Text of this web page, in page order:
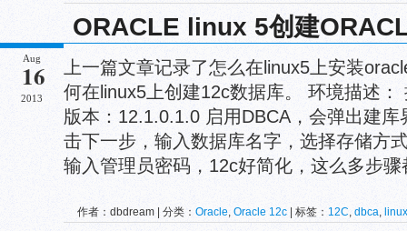
ORACLE linux 5创建
Aug
16
2013
上一篇文章记录了怎么在linux5上安装
何在linux5上创建12c数据库。 环境描述
版本：12.1.0.1.0 启用DBCA，会弹出建
击下一步，输入数据库名字，选择存储方
输入管理员密码，12c好简化，这么多步
作者：dbdream | 分类： Oracle, Oracle 12c | 标签： 12C, dbca,